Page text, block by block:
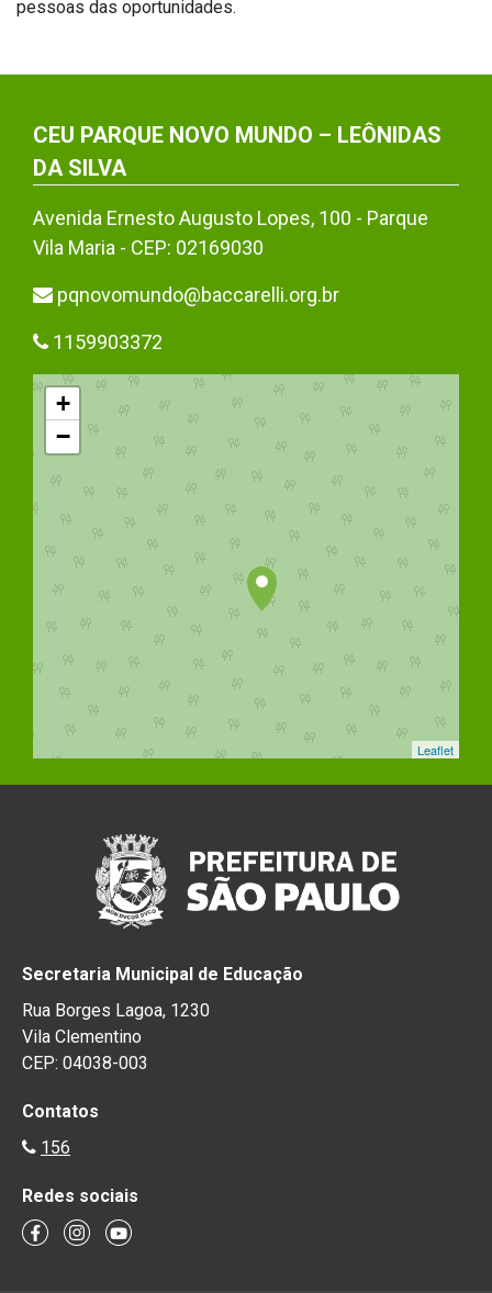
pessoas das oportunidades.
CEU PARQUE NOVO MUNDO – LEÔNIDAS
DA SILVA
Avenida Ernesto Augusto Lopes, 100 - Parque
Vila Maria - CEP: 02169030
pqnovomundo@baccarelli.org.br
1159903372
+
−
Leaflet
Secretaria Municipal de Educação
Rua Borges Lagoa, 1230
Vila Clementino
CEP: 04038-003
Contatos
156
Redes sociais